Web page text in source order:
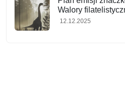
Walory
12.12.2025